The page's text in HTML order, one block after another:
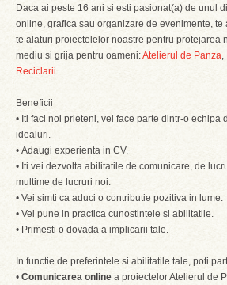
Daca ai peste 16 ani si esti pasionat(a) de unul
online, grafica sau organizare de evenimente, te
te alaturi proiectelelor noastre pentru protejarea
mediu si grija pentru oameni:Atelierul de Panza,
Reciclarii.
Beneficii
• Iti faci noi prieteni, vei face parte dintr-o echipa
idealuri.
• Adaugi experienta in CV.
• Iti vei dezvolta abilitatile de comunicare, de
multime de lucruri noi.
• Vei simti ca aduci o contributie pozitiva in lume.
• Vei pune in practica cunostintele si abilitatile.
• Primesti o dovada a implicarii tale.
In functie de preferintele si abilitatile tale, poti
• Comunicarea online a proiectelor Atelierul de